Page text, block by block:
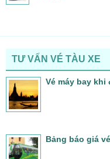
TƯ VẤN VÉ TÀU XE
Vé máy bay khi
Bảng báo giá